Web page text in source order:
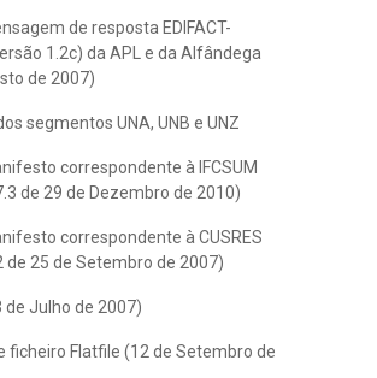
de resposta EDIFACT-
1.2c) da APL e da Alfândega
de 2007)
segmentos UNA, UNB e UNZ
correspondente à IFCSUM
de 29 de Dezembro de 2010)
correspondente à CUSRES
de 25 de Setembro de 2007)
de Julho de 2007)
ficheiro Flatfile (12 de Setembro de